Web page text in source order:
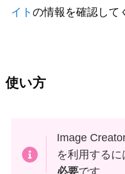
イト の情報を確認して
使い方
Image
を利用するに